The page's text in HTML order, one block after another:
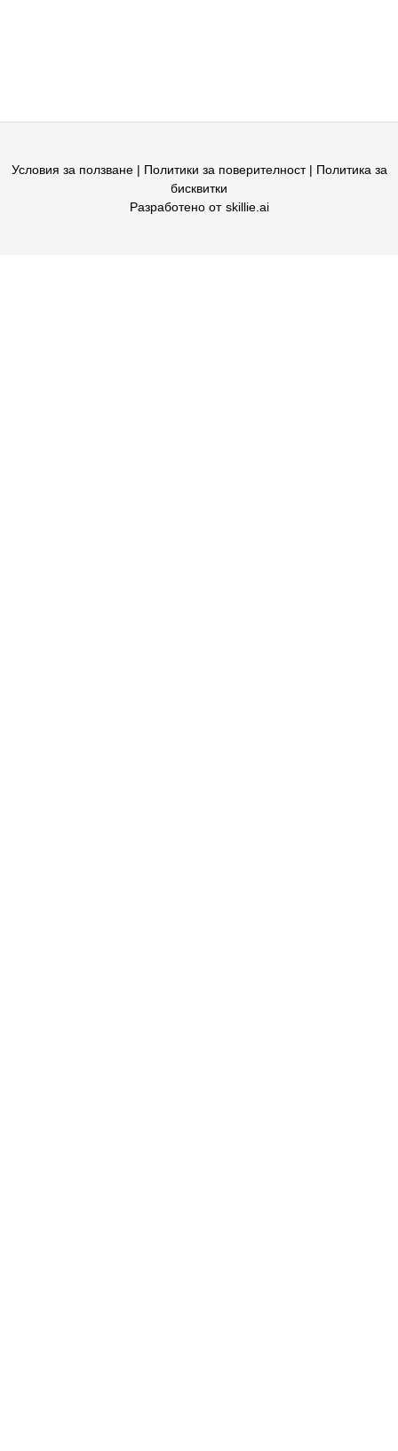
Условия за ползване | Политики за поверителност| Политика за
бисквитки
Разработено от skillie.ai